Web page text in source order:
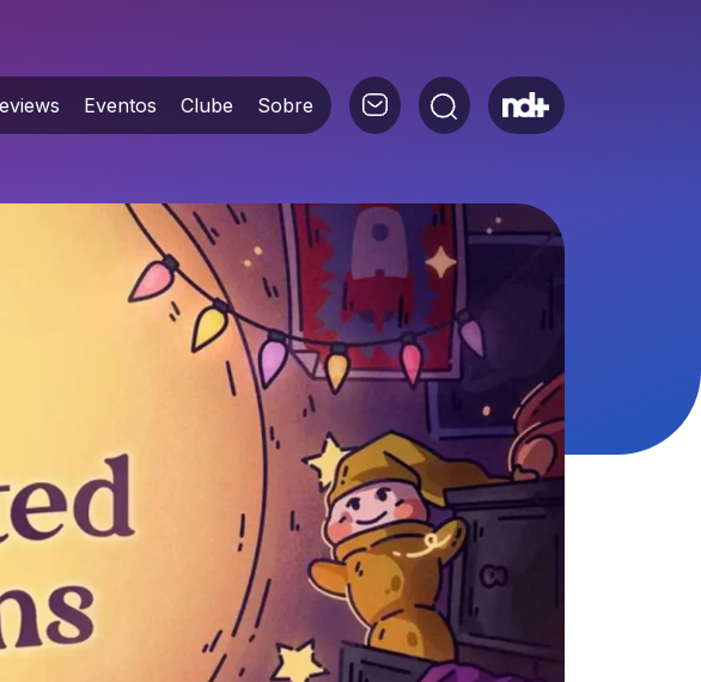
Eventos Clube Sobre